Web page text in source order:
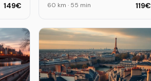
149€ 60 km · 55 min 119€